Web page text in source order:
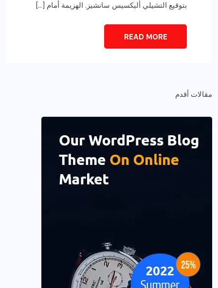
بتوقيع التشيلي أليكسيس سانشيز. الهزيمة أمام […]
READ MORE
مقالات أقدم